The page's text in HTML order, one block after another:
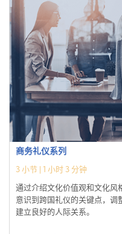
商务礼仪系列
3小节 | 1 小时 3 分钟
通过介绍文化价值观和文化风
意识到跨国礼仪的关键点，调
建立良好的人际关系。